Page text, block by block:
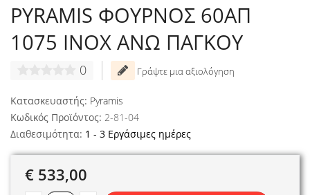
PYRAMIS ΦΟΥΡΝΟΣ 60ΑΠ
1075 INOX ΑΝΩ ΠΑΓΚΟΥ
0 Γράψτε μια αξιολόγηση
Κατασκευαστής: Pyramis
Κωδικός Προϊόντος: 2-81-04
Διαθεσιμότητα: 1 - 3 Εργάσιμες ημέρες
€ 533,00